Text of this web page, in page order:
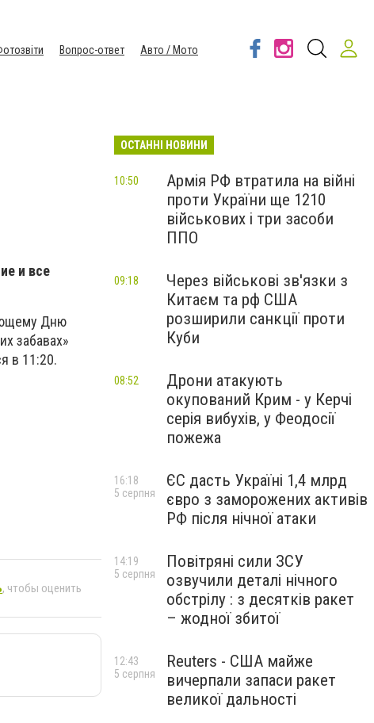
Вопрос-ответ
Авто / Мото
и все
Дню
забавах»
в 11:20.
, чтобы оценить
ОСТАННІ НОВИНИ
Армія РФ втратила на війні
проти України ще 1210
військових і три засоби
ППО
10:50
Через військові зв'язки з
Китаєм та рф США
розширили санкції проти
Куби
09:18
Дрони атакують
окупований Крим - у Керчі
серія вибухів, у Феодосії
пожежа
08:52
ЄС дасть Україні 1,4 млрд
євро з заморожених активів
РФ після нічної атаки
16:18
5 серпня
Повітряні сили ЗСУ
озвучили деталі нічного
обстрілу : з десятків ракет
– жодної збитої
14:19
5 серпня
Reuters - США майже
вичерпали запаси ракет
великої дальності
12:43
5 серпня